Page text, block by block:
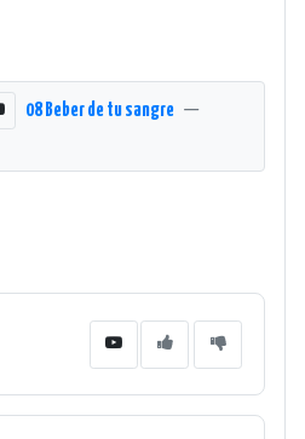
08 Beber de tu sangre —